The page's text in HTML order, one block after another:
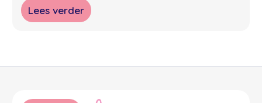
Lees verder